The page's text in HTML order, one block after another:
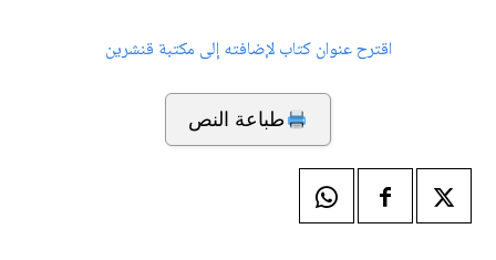
اقترح عنوان كتاب لإضافته إلى مكتبة قنشرين
طباعة النص